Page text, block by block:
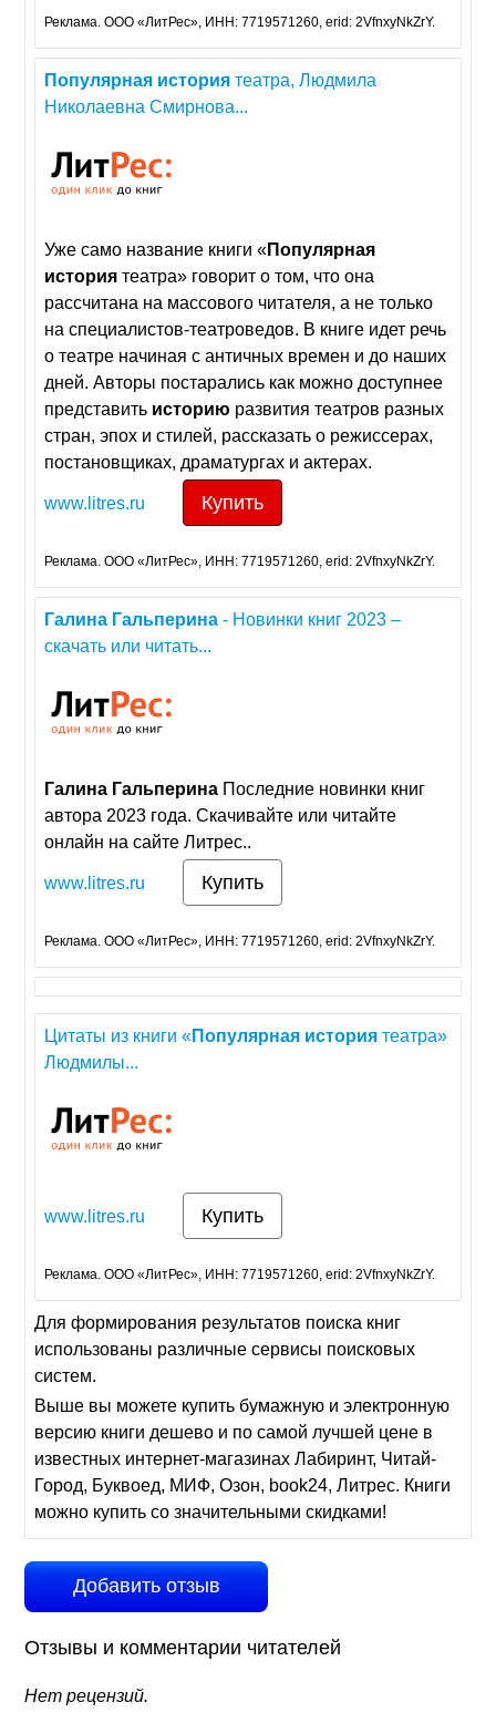
Реклама. ООО «ЛитРес», ИНН: 7719571260, erid: 2VfnxyNkZrY.
Популярная история театра, Людмила
Николаевна Смирнова...
Уже само название книги «Популярная
история театра» говорит о том, что она
рассчитана на массового читателя, а не только
на специалистов-театроведов. В книге идет речь
о театре начиная с античных времен и до наших
дней. Авторы постарались как можно доступнее
представить историю развития театров разных
стран, эпох и стилей, рассказать о режиссерах,
постановщиках, драматургах и актерах.
www.litres.ru Купить
Реклама. ООО «ЛитРес», ИНН: 7719571260, erid: 2VfnxyNkZrY.
Галина Гальперина - Новинки книг 2023 –
скачать или читать...
Галина Гальперина Последние новинки книг
автора 2023 года. Скачивайте или читайте
онлайн на сайте Литрес..
www.litres.ru Купить
Реклама. ООО «ЛитРес», ИНН: 7719571260, erid: 2VfnxyNkZrY.
Цитаты из книги «Популярная история театра»
Людмилы...
www.litres.ru Купить
Реклама. ООО «ЛитРес», ИНН: 7719571260, erid: 2VfnxyNkZrY.
Для формирования результатов поиска книг
использованы различные сервисы поисковых
систем.
Выше вы можете купить бумажную и электронную
версию книги дешево и по самой лучшей цене в
известных интернет-магазинах Лабиринт, Читай-
Город, Буквоед, МИФ, Озон, book24, Литрес. Книги
можно купить со значительными скидками!
Добавить отзыв
Отзывы и комментарии читателей
Нет рецензий.